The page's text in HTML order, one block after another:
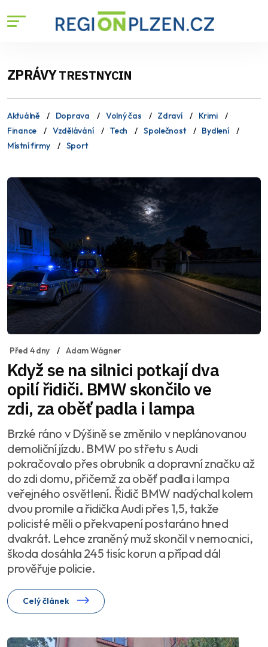
ZPRÁVYTRESTNYCIN
Aktuálně Doprava Volný čas Zdraví
Krimi
Finance
Vzdělávání Tech Společnost
Bydlení
Místní firmy
Sport
Před 4 dny Adam Wágner
Když se na silnici potkají dva
opilí řidiči. BMW skončilo ve
zdi, za oběť padla i lampa
Brzké ráno v Dýšině se změnilo v neplánovanou
demoliční jízdu. BMW po střetu s Audi
pokračovalo přes obrubník a dopravní značku až
do zdi domu, přičemž za oběť padla i lampa
veřejného osvětlení. Řidič BMW nadýchal kolem
dvou promile a řidička Audi přes 1,5, takže
policisté měli o překvapení postaráno hned
dvakrát. Lehce zraněný muž skončil v nemocnici,
škoda dosáhla 245 tisíc korun a případ dál
prověřuje policie.
Celý článek